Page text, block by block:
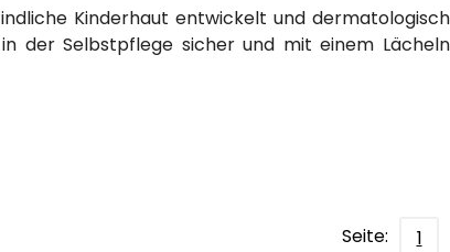
Kinderhaut entwickelt und dermatologisch
der Selbstpflege sicher und mit einem Lächeln
Seite: 1